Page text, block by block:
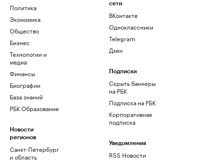
Политика
Экономика
Общество
Бизнес
Технологии и
медиа
Финансы
Биографии
База знаний
РБК Образование
Новости
регионов
Санкт-Петербург
и область
сети
ВКонтакте
Одноклассники
Telegram
Дзен
Подписки
Скрыть баннеры
на РБК
Подписка на РБК
Корпоративная
подписка
Уведомления
RSS Новости